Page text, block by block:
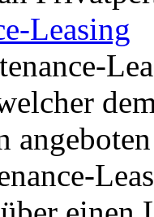
Leasing